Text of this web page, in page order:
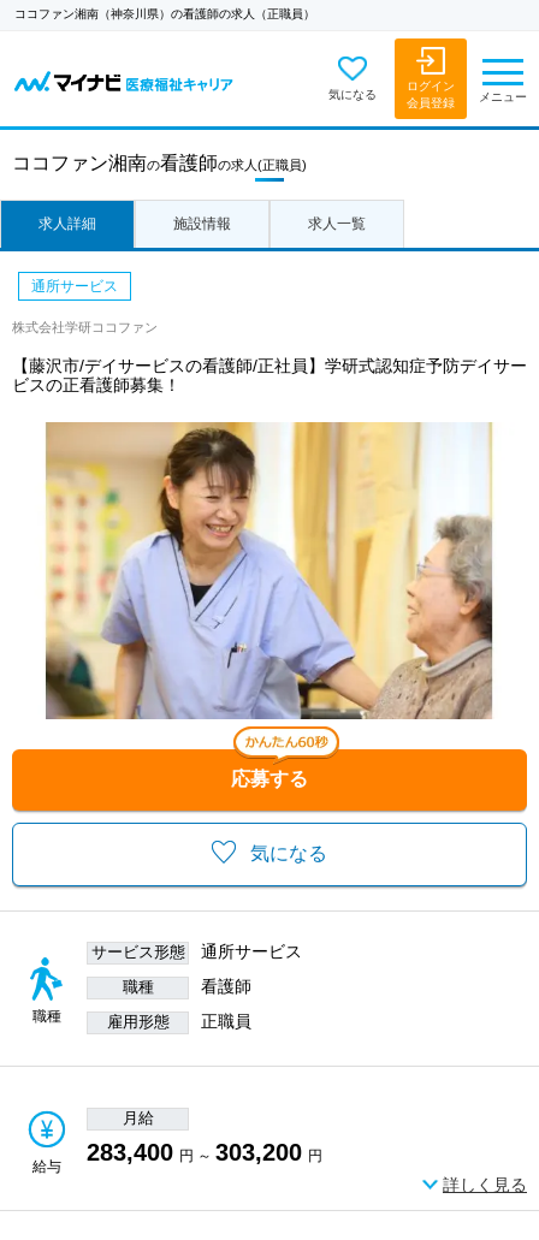
ココファン湘南（神奈川県）の看護師の求人（正職員）
気になる
ログイン
会員登録
メニュー
ココファン湘南の看護師の求人 (正職員)
求人詳細 施設情報 求人一覧
気になる
応募する
通所サービス
株式会社学研ココファン
【藤沢市/デイサービスの看護師/正社員】学研式認知症予防デイサー
ビスの正看護師募集！
職種
サービス形態 通所サービス
職種 看護師
雇用形態 正職員
給与
月給
283,400 円 ～ 303,200 円
詳しく見る